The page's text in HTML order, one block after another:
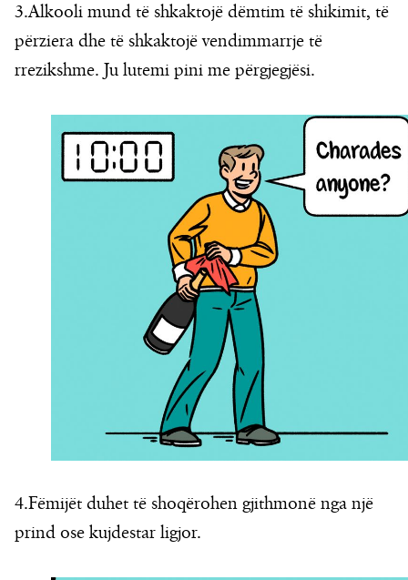
3.Alkooli mund të shkaktojë dëmtim të shikimit, të
përziera dhe të shkaktojë vendimmarrje të
rrezikshme. Ju lutemi pini me përgjegjësi.
4.Fëmijët duhet të shoqërohen gjithmonë nga një
prind ose kujdestar ligjor.